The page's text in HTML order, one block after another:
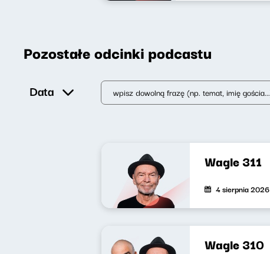
Pozostałe odcinki podcastu
Data
Wagle 311
4 sierpnia 2026
Wagle 310